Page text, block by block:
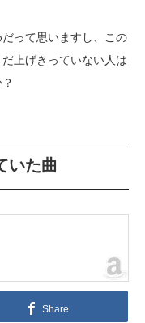
って思いますし、この
上げきっていない人は
いた曲
Share